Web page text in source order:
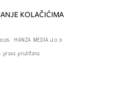
KOLAČIĆIMA
HANZA MEDIA d.o.o
prava pridržana